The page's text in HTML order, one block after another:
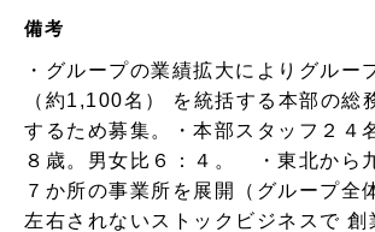
備考
・グループの業績拡大によりグルー
（約1,100名） を統括する本部の総
するため募集。・本部スタッフ２４
８歳。男女比６：４。 ・東北から
７か所の事業所を展開（グループ全
左右されないストックビジネスで 創